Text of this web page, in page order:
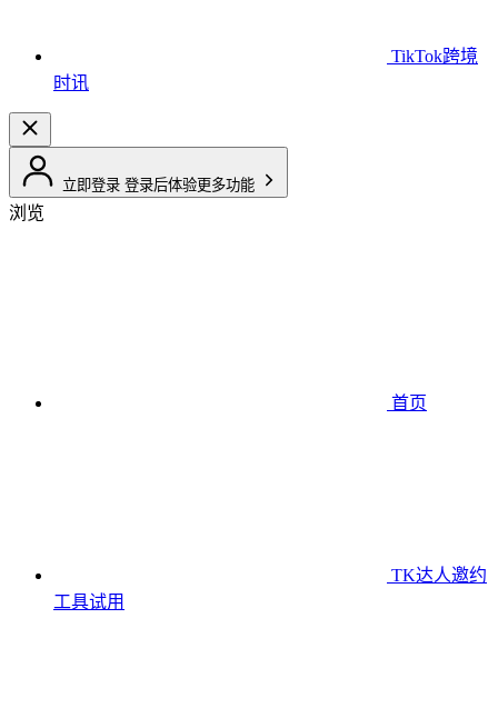
TikTok跨境
时讯
立即登录 登录后体验更多功能
浏览
首页
TK达人邀约
工具试用